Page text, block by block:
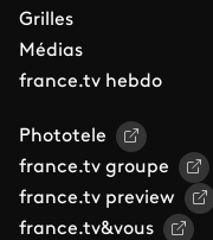
Grilles
Médias
france.tv hebdo
Phototele
france.tv groupe
france.tv preview
france.tv&vous